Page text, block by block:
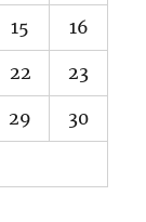
15 16
22 23
29 30